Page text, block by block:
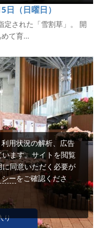
り
（日曜日）
された「雪割草」。 開
て育...
用状況の解析、広告
ます。サイトを閲覧
同意いただく必要が
ーをご確認くださ